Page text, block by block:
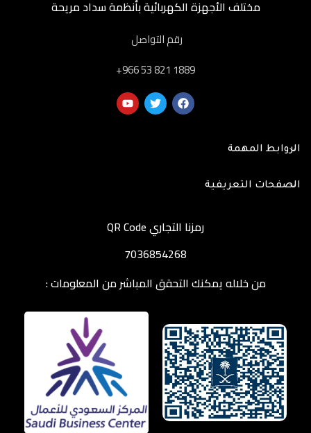
مختلف الأجهزة الكهربائية بأنظمة سداد مريحة
رقم التواصل
‎+966 53 821 1889
الروابط المهمة
الصفحات التعريفية
رمزنا التجاري QR Code
7036854268
من خلاله يمكنك التحقق المباشر من المعلومات :